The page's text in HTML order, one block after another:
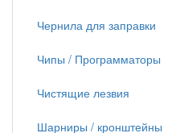
Чернила для заправки
Чипы / Программаторы
Чистящие лезвия
Шарниры / кронштейны